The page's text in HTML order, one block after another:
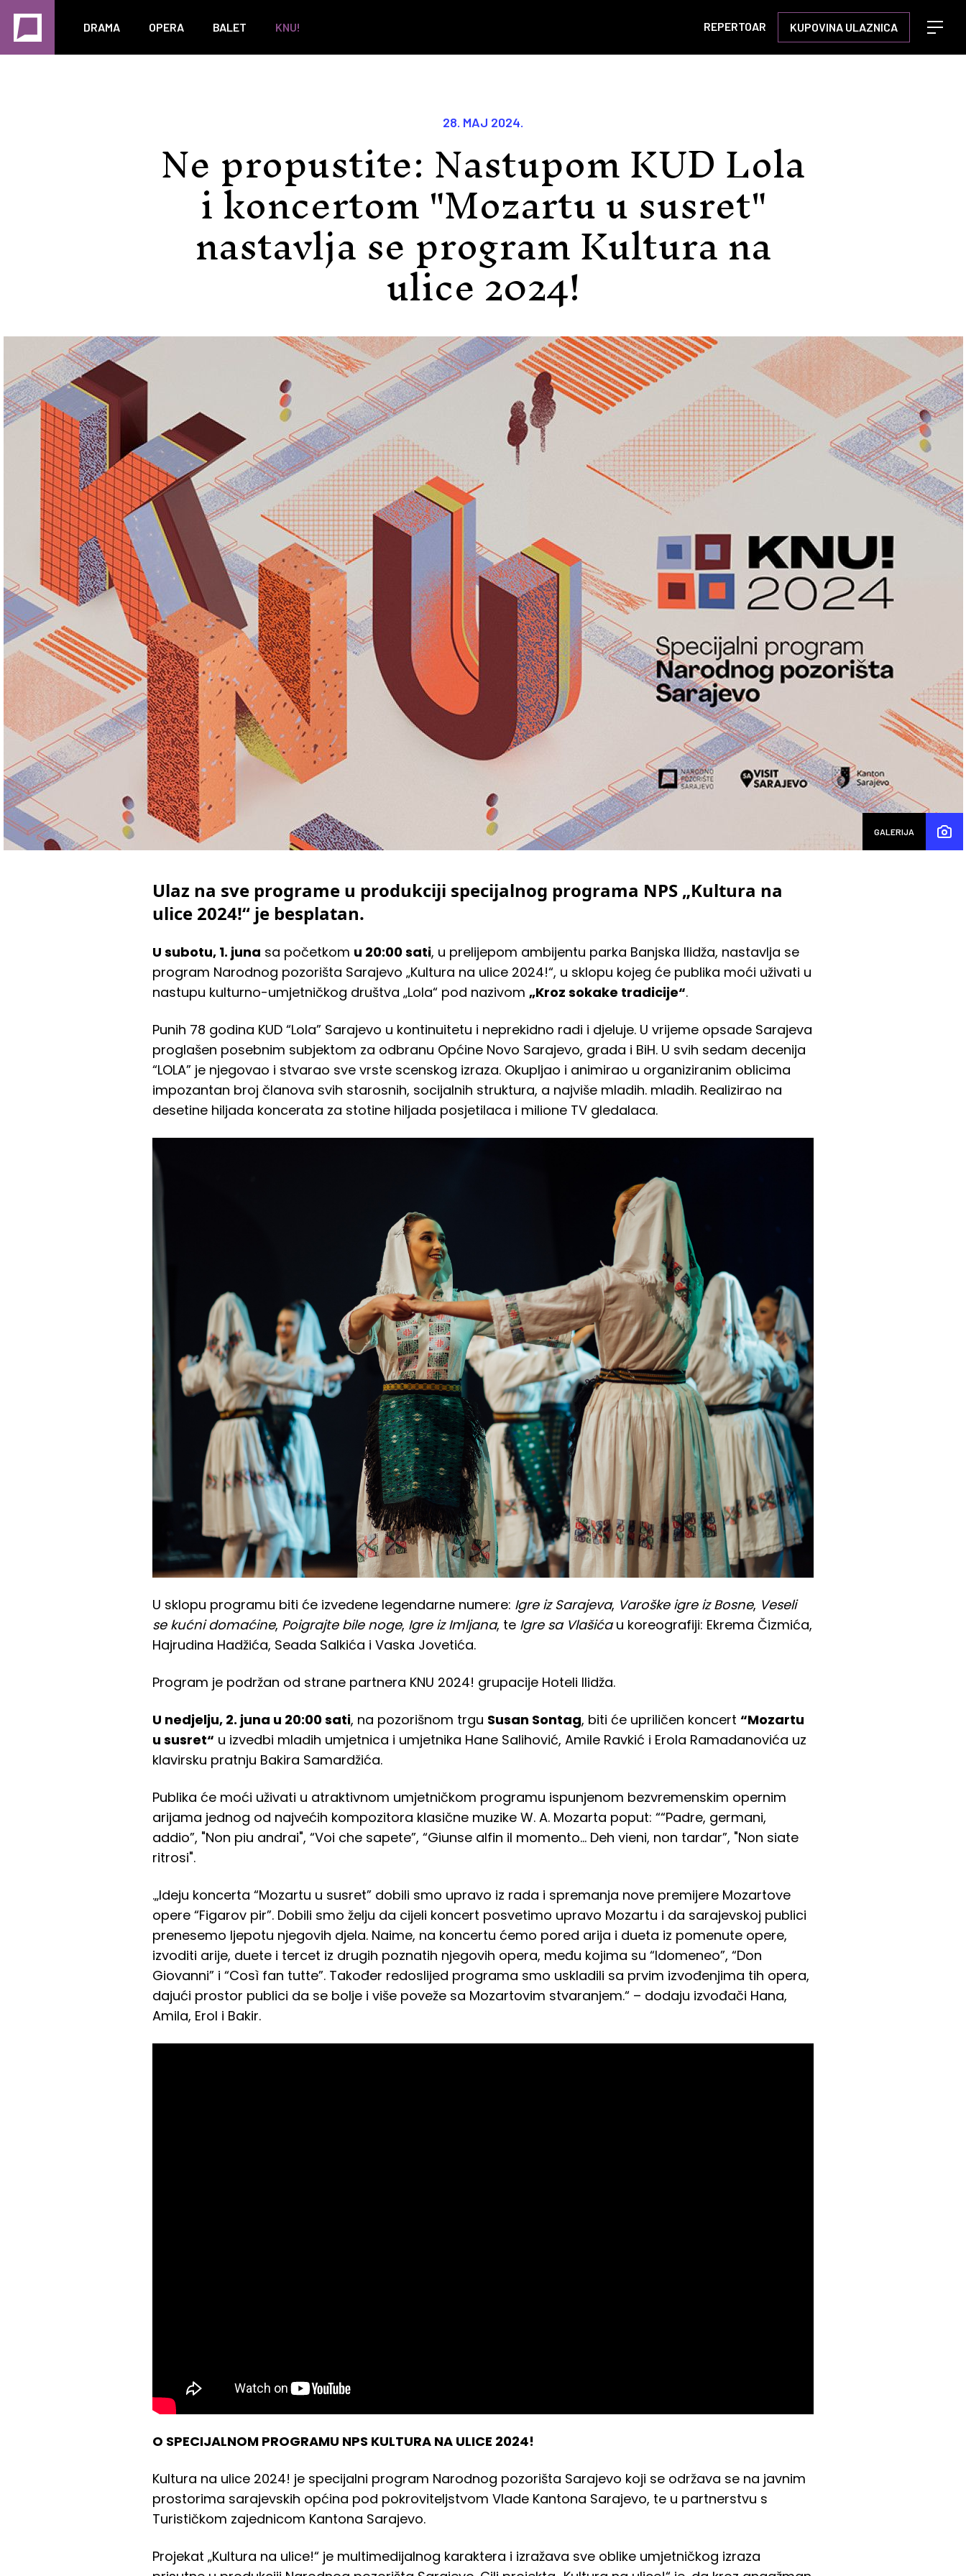
DRAMA OPERA BALET KNU! REPERTOAR KUPOVINA ULAZNICA
Open
28. MAJ 2024.
Ne propustite: Nastupom KUD Lola
i koncertom "Mozartu u susret"
nastavlja se program Kultura na
ulice 2024!
GALERIJA
Ulaz na sve programe u produkciji specijalnog programa NPS „Kultura na
ulice 2024!“ je besplatan.
U subotu, 1. juna sa početkom u 20:00 sati, u prelijepom ambijentu parka Banjska Ilidža, nastavlja se
program Narodnog pozorišta Sarajevo „Kultura na ulice 2024!“, u sklopu kojeg će publika moći uživati u
nastupu kulturno-umjetničkog društva „Lola“ pod nazivom „Kroz sokake tradicije“.
Punih 78 godina KUD “Lola” Sarajevo u kontinuitetu i neprekidno radi i djeluje. U vrijeme opsade Sarajeva
proglašen posebnim subjektom za odbranu Općine Novo Sarajevo, grada i BiH. U svih sedam decenija
“LOLA” je njegovao i stvarao sve vrste scenskog izraza. Okupljao i animirao u organiziranim oblicima
impozantan broj članova svih starosnih, socijalnih struktura, a najviše mladih. mladih. Realizirao na
desetine hiljada koncerata za stotine hiljada posjetilaca i milione TV gledalaca.
U sklopu programu biti će izvedene legendarne numere: Igre iz Sarajeva, Varoške igre iz Bosne, Veseli
se kućni domaćine, Poigrajte bile noge, Igre iz Imljana, te Igre sa Vlašićau koreografiji: Ekrema Čizmića,
Hajrudina Hadžića, Seada Salkića i Vaska Jovetića.
Program je podržan od strane partnera KNU 2024! grupacije Hoteli Ilidža.
U nedjelju, 2. juna u 20:00 sati, na pozorišnom trgu Susan Sontag, biti će upriličen koncert “Mozartu
u susret“ u izvedbi mladih umjetnica i umjetnika Hane Salihović, Amile Ravkić i Erola Ramadanovića uz
klavirsku pratnju Bakira Samardžića.
Publika će moći uživati u atraktivnom umjetničkom programu ispunjenom bezvremenskim opernim
arijama jednog od najvećih kompozitora klasične muzike W. A. Mozarta poput: ““Padre, germani,
addio”, "Non piu andrai", “Voi che sapete”, “Giunse alfin il momento… Deh vieni, non tardar”, "Non siate
ritrosi".
.„Ideju koncerta “Mozartu u susret” dobili smo upravo iz rada i spremanja nove premijere Mozartove
opere “Figarov pir”. Dobili smo želju da cijeli koncert posvetimo upravo Mozartu i da sarajevskoj publici
prenesemo ljepotu njegovih djela. Naime, na koncertu ćemo pored arija i dueta iz pomenute opere,
izvoditi arije, duete i tercet iz drugih poznatih njegovih opera, među kojima su “Idomeneo”, “Don
Giovanni” i “Così fan tutte”. Također redoslijed programa smo uskladili sa prvim izvođenjima tih opera,
dajući prostor publici da se bolje i više poveže sa Mozartovim stvaranjem.“ – dodaju izvođači Hana,
Amila, Erol i Bakir.
O SPECIJALNOM PROGRAMU NPS KULTURA NA ULICE 2024!
Kultura na ulice 2024! je specijalni program Narodnog pozorišta Sarajevo koji se održava se na javnim
prostorima sarajevskih općina pod pokroviteljstvom Vlade Kantona Sarajevo, te u partnerstvu s
Turističkom zajednicom Kantona Sarajevo.
Projekat „Kultura na ulice!“ je multimedijalnog karaktera i izražava sve oblike umjetničkog izraza